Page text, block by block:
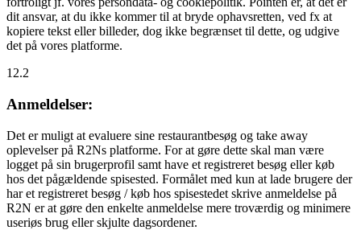
dit ansvar, at du ikke kommer til at bryde ophavsretten, ved fx at
kopiere tekst eller billeder, dog ikke begrænset til dette, og udgive
det på vores platforme.
12.2
Anmeldelser:
Det er muligt at evaluere sine restaurantbesøg og take away
oplevelser på R2Ns platforme. For at gøre dette skal man være
logget på sin brugerprofil samt have et registreret besøg eller køb
hos det pågældende spisested. Formålet med kun at lade brugere der
har et registreret besøg / køb hos spisestedet skrive anmeldelse på
R2N er at gøre den enkelte anmeldelse mere troværdig og minimere
useriøs brug eller skjulte dagsordener.